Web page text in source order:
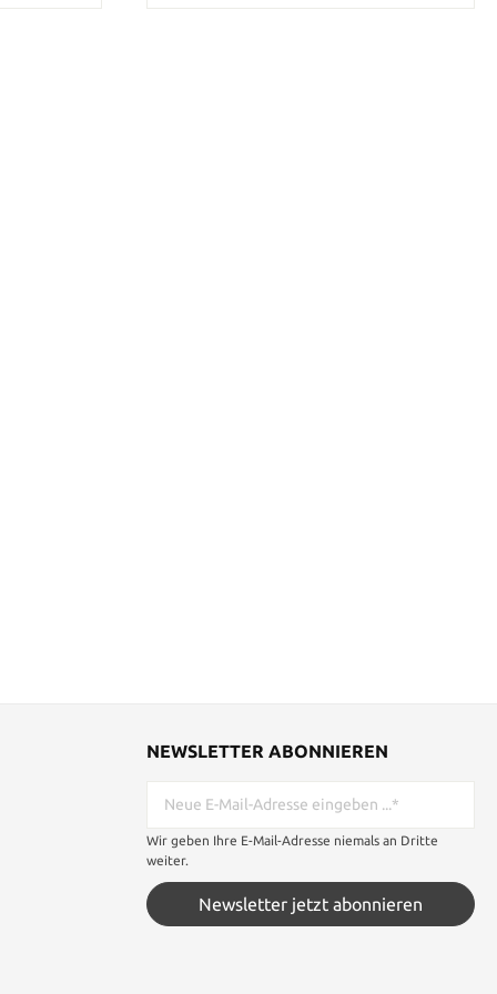
und
stärker ist und größere Gewichte stützen
NEWSLETTER ABONNIEREN
Wir geben Ihre E-Mail-Adresse niemals an Dritte
weiter.
Newsletter jetzt abonnieren